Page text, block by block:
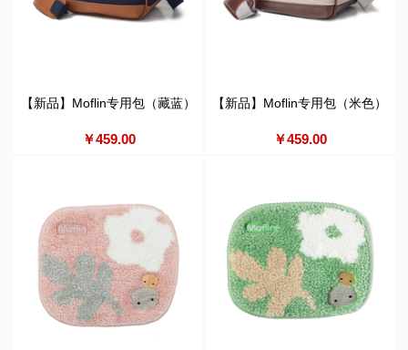
【新品】Moflin专用包（藏蓝）
￥459.00
【新品】Moflin专用包（米色）
￥459.00